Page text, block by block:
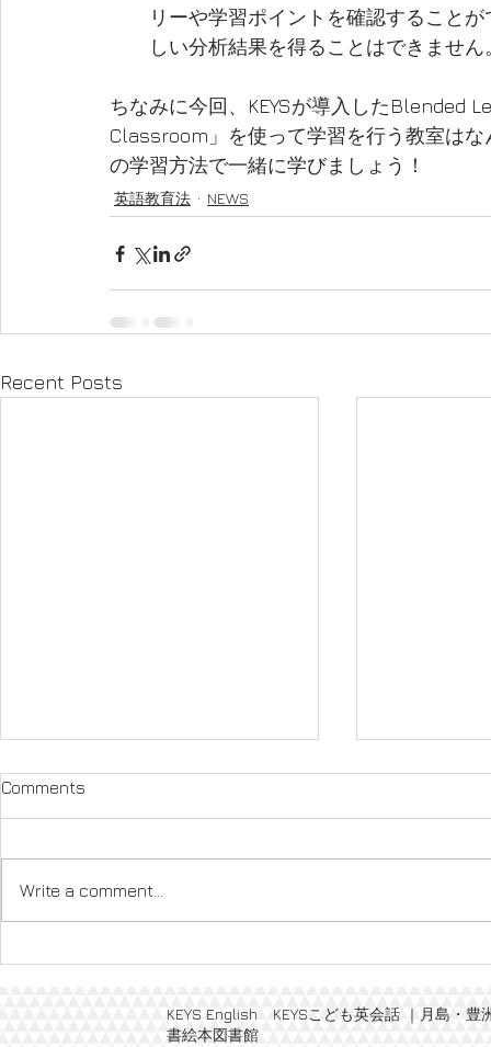
リーや学習ポイントを確認すること
しい分析結果を得ることはできません
ちなみに今回、KEYSが導入したBlended
Classroom」を使って学習を行う教室は
の学習方法で一緒に学びましょう！
英語教育法 NEWS
Recent Posts
Halloween Party 2021
Comments
Write a comment...
KEYS English KEYSこども英会話 ｜月島・
書絵本図書館